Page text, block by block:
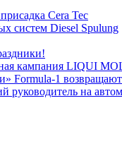
Cera Tec
систем Diesel Spulung
кампания LIQUI
Formula-1
руководитель на